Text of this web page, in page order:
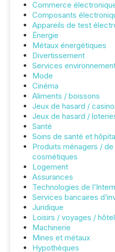
Commerce
Composants
Appareils de test
Énergie
Métaux énergétiques
Divertissement
Services
Mode
Cinéma
Aliments / boissons
Jeux de hasard /
Jeux de hasard /
Santé
Soins de santé et
Produits ménagers /
cosmétiques
Logement
Assurances
Technologies de
Services bancaires
Juridique
Loisirs / voyages /
Machinerie
Mines et métaux
Hypothèques